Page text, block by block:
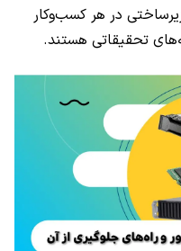
در هر کسب‌وکار
تحقیقاتی هستند.